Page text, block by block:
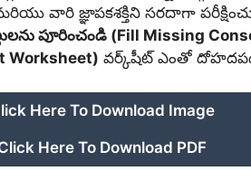
మరియు వారి జ్ఞాపకశక్తిని సరదాగా
పూరించండి (Fill Missing
Worksheet) వర్క్‌షీట్ ఎంతో
Here To Download Image
Here To Download PDF